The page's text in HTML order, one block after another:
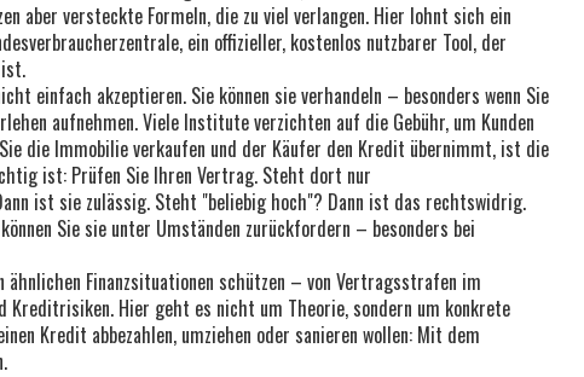
aber versteckte Formeln, die zu viel verlangen. Hier lohnt sich ein
, ein offizieller, kostenlos nutzbarer Tool, der
.
einfach akzeptieren. Sie können sie verhandeln – besonders wenn Sie
aufnehmen. Viele Institute verzichten auf die Gebühr, um Kunden
die Immobilie verkaufen und der Käufer den Kredit übernimmt, ist die
ist: Prüfen Sie Ihren Vertrag. Steht dort nur
ist sie zulässig. Steht "beliebig hoch"? Dann ist das rechtswidrig.
Sie sie unter Umständen zurückfordern – besonders bei
Finanzsituationen schützen – von Vertragsstrafen im
Kreditrisiken. Hier geht es nicht um Theorie, sondern um konkrete
Kredit abbezahlen, umziehen oder sanieren wollen: Mit dem